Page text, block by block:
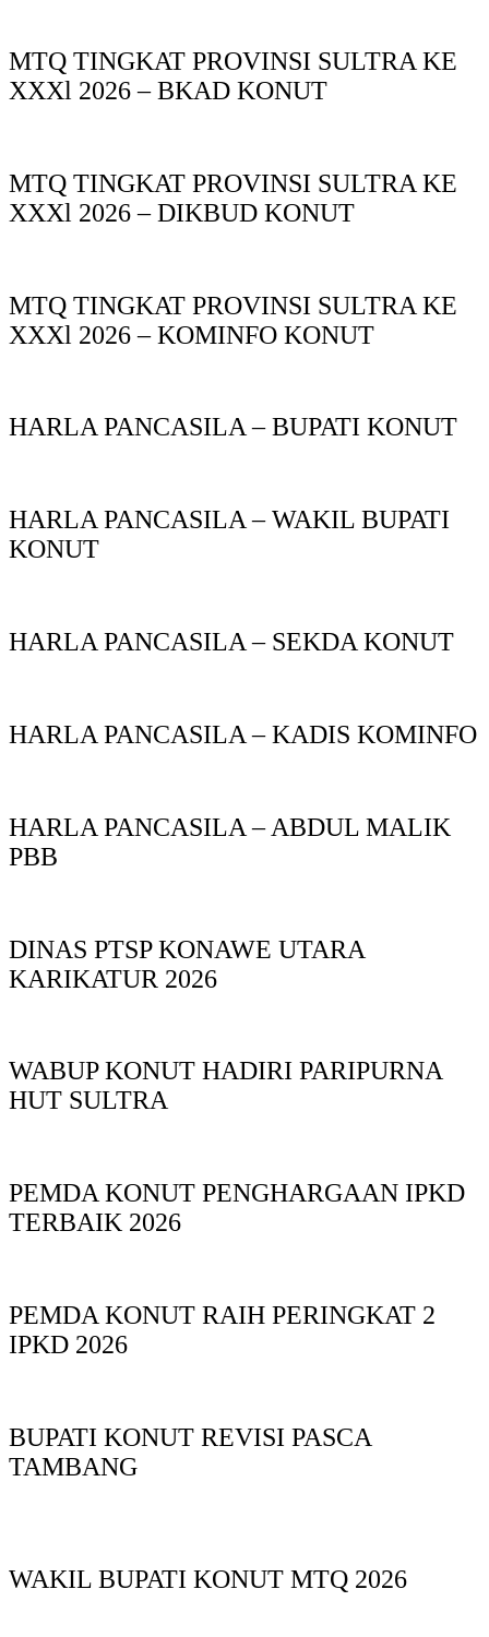
MTQ TINGKAT PROVINSI SULTRA KE
XXXl 2026 – BKAD KONUT
MTQ TINGKAT PROVINSI SULTRA KE
XXXl 2026 – DIKBUD KONUT
MTQ TINGKAT PROVINSI SULTRA KE
XXXl 2026 – KOMINFO KONUT
HARLA PANCASILA – BUPATI KONUT
HARLA PANCASILA – WAKIL BUPATI
KONUT
HARLA PANCASILA – SEKDA KONUT
HARLA PANCASILA – KADIS KOMINFO
HARLA PANCASILA – ABDUL MALIK
PBB
DINAS PTSP KONAWE UTARA
KARIKATUR 2026
WABUP KONUT HADIRI PARIPURNA
HUT SULTRA
PEMDA KONUT PENGHARGAAN IPKD
TERBAIK 2026
PEMDA KONUT RAIH PERINGKAT 2
IPKD 2026
BUPATI KONUT REVISI PASCA
TAMBANG
WAKIL BUPATI KONUT MTQ 2026